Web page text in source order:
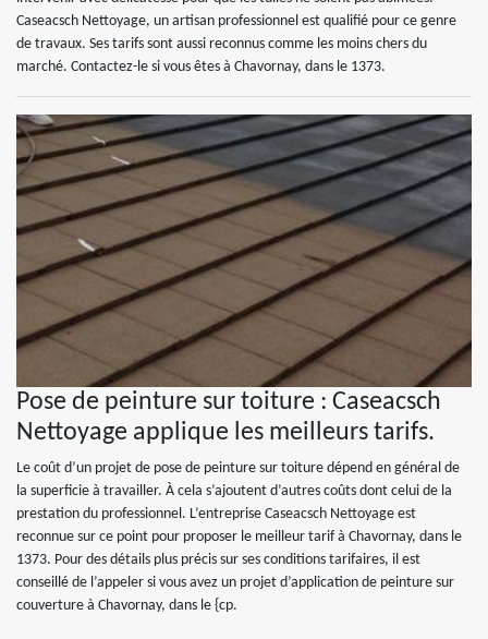
Caseacsch Nettoyage, un artisan professionnel est qualifié pour ce genre
de travaux. Ses tarifs sont aussi reconnus comme les moins chers du
marché. Contactez-le si vous êtes à Chavornay, dans le 1373.
Pose de peinture sur toiture : Caseacsch
Nettoyage applique les meilleurs tarifs.
Le coût d’un projet de pose de peinture sur toiture dépend en général de
la superficie à travailler. À cela s’ajoutent d’autres coûts dont celui de la
prestation du professionnel. L’entreprise Caseacsch Nettoyage est
reconnue sur ce point pour proposer le meilleur tarif à Chavornay, dans le
1373. Pour des détails plus précis sur ses conditions tarifaires, il est
conseillé de l’appeler si vous avez un projet d’application de peinture sur
couverture à Chavornay, dans le {cp.